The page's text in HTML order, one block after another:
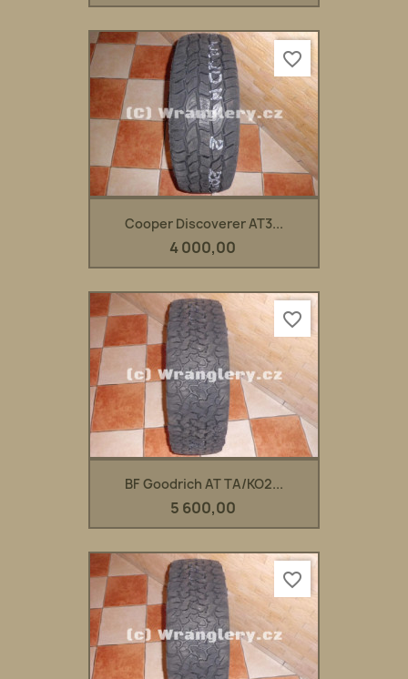
Cooper Discoverer AT3...
4 000,00
favorite_border
BF Goodrich AT TA/KO2...
5 600,00
favorite_border
favorite_border